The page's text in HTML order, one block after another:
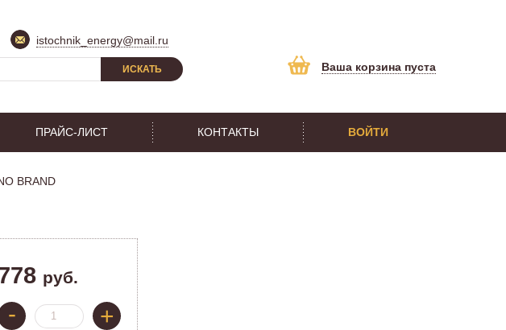
istochnik_energy@mail.ru
ИСКАТЬ Ваша корзина пуста
ПРАЙС-ЛИСТ КОНТАКТЫ ВОЙТИ
BRAND
руб.
- +